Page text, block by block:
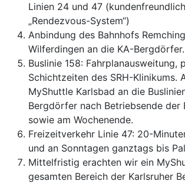
Linien 24 und 47
„Rendezvous-System“)
Anbindung des Bahnhofs
Wilferdingen an die KA-Bergdörfer.
Buslinie 158: Fahrplanausweitung,
Schichtzeiten des SRH-Klinikums.
MyShuttle Karlsbad an die
Bergdörfer nach Betriebsende der
sowie am Wochenende.
Freizeitverkehr Linie 47: 20-
und an Sonntagen ganztags bis
Mittelfristig erachten wir ein
gesamten Bereich der Karlsruher